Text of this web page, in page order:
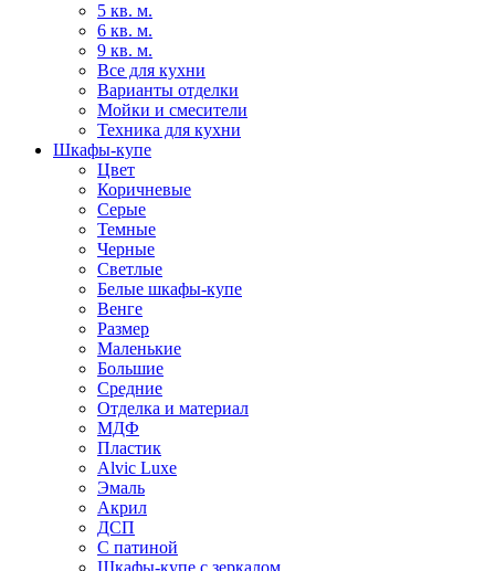
5 кв. м.
6 кв. м.
9 кв. м.
Все для кухни
Варианты отделки
Мойки и смесители
Техника для кухни
Шкафы-купе
Цвет
Коричневые
Серые
Темные
Черные
Светлые
Белые шкафы-купе
Венге
Размер
Маленькие
Большие
Средние
Отделка и материал
МДФ
Пластик
Alvic Luxe
Эмаль
Акрил
ДСП
С патиной
Шкафы-купе с зеркалом